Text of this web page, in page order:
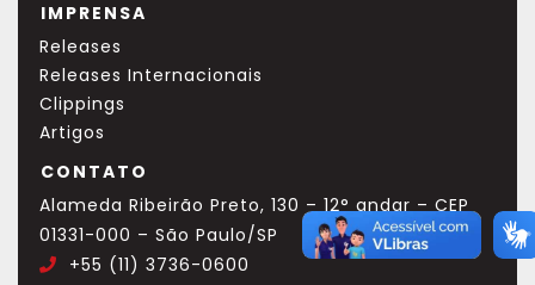
IMPRENSA
Releases
Releases Internacionais
Clippings
Artigos
CONTATO
Alameda Ribeirão Preto, 130 – 12° andar – CEP
01331-000 – São Paulo/SP
+55 (11) 3736-0600